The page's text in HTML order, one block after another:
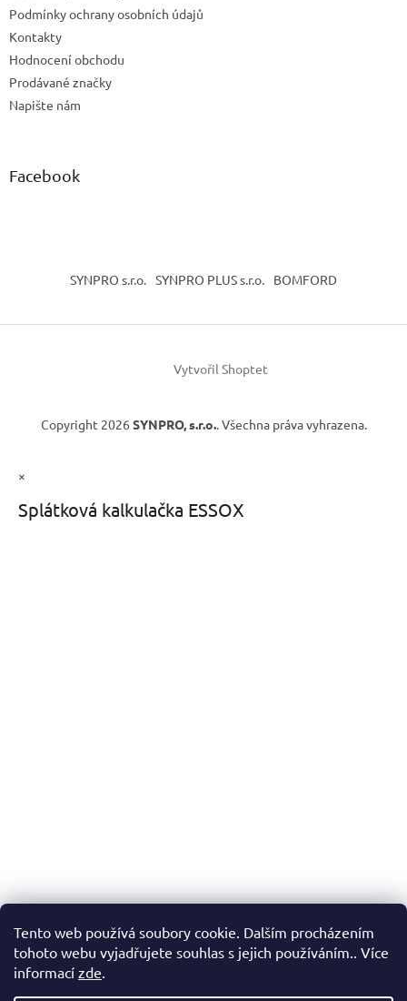
Tento web používá soubory cookie. Dalším procházením
tohoto webu vyjadřujete souhlas s jejich používáním.. Více
informací zde.
Podmínky ochrany osobních údajů
Kontakty
Hodnocení obchodu
Prodávané značky
Napište nám
Facebook
SYNPRO s.r.o. SYNPRO PLUS s.r.o. BOMFORD
Vytvořil Shoptet
Copyright 2026 SYNPRO, s.r.o.. Všechna práva vyhrazena.
×
Splátková kalkulačka ESSOX